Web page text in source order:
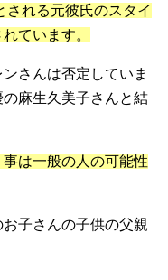
れる元彼氏のスタイ
ています。
さんは否定していま
麻生久美子さんと結
は一般の人の可能性
子さんの子供の父親